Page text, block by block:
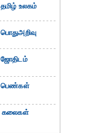
தமிழ் உலகம்
பொதுஅறிவு
ஜோதிடம்
பெண்கள்
கலைகள்